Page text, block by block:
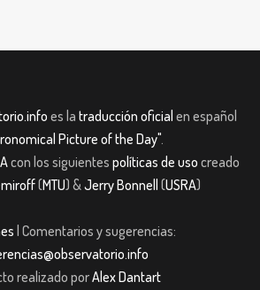
es la traducción oficial en español
Picture of the Day".
con los siguientes políticas de uso creado
(MTU) &Jerry Bonnell (USRA)
| Comentarios y sugerencias:
realizado porAlex Dantart